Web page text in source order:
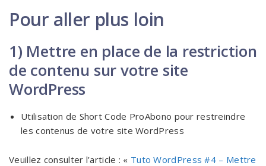
Pour aller plus loin
1) Mettre en place de la restriction
de contenu sur votre site
WordPress
Utilisation de Short Code ProAbono pour restreindre
les contenus de votre site WordPress
Veuillez consulter l’article : « Tuto WordPress #4 – Mettre